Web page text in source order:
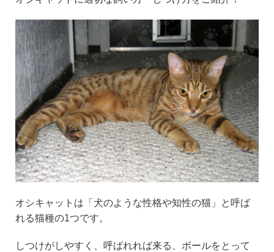
オシキャットは「犬のような性格や知性の猫」と呼ば
れる猫種の1つです。
しつけがしやすく、呼ばれれば来る、ボールをとって